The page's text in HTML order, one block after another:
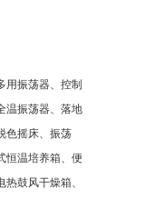
用振荡器、控制
温振荡器、落地
色摇床、振荡
恒温培养箱、便
鼓风干燥箱、